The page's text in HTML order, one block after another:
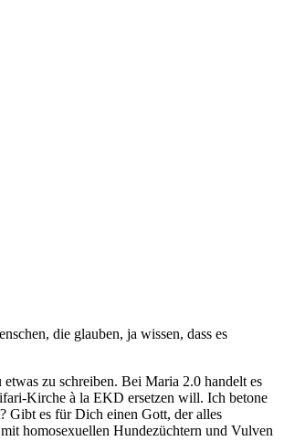
die glauben, ja wissen, dass es
zu schreiben. Bei Maria 2.0 handelt es
Kirche à la EKD ersetzen will. Ich betone
Gibt es für Dich einen Gott, der alles
homosexuellen Hundezüchtern und Vulven